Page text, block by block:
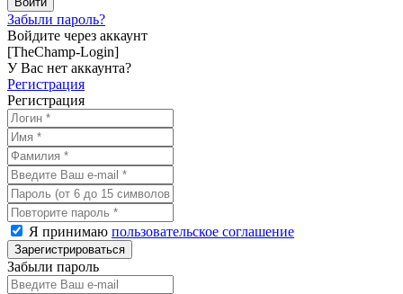
Забыли пароль?
Войдите через аккаунт
[TheChamp-Login]
У Вас нет аккаунта?
Регистрация
Регистрация
Я принимаю пользовательское соглашение
Забыли пароль